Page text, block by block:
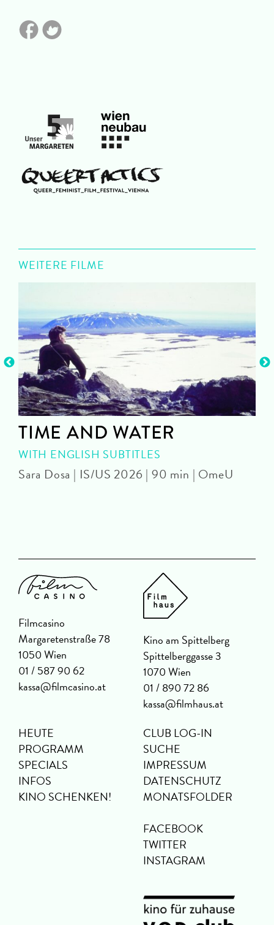
WEITERE FILME
TIME AND WATER
WITH ENGLISH SUBTITLES
Sara Dosa | IS/US 2026 | 90 min | OmeU
Filmcasino
Margaretenstraße 78
1050 Wien
01 / 587 90 62
kassa@filmcasino.at
Kino am Spittelberg
Spittelberggasse 3
1070 Wien
01 / 890 72 86
kassa@filmhaus.at
HEUTE
PROGRAMM
SPECIALS
INFOS
KINO SCHENKEN!
CLUB LOG-IN
SUCHE
IMPRESSUM
DATENSCHUTZ
MONATSFOLDER
FACEBOOK
TWITTER
INSTAGRAM